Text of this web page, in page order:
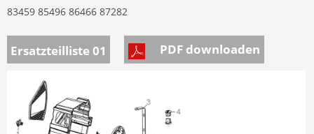
83459 85496 86466 87282
Ersatzteilliste 01 PDF downloaden